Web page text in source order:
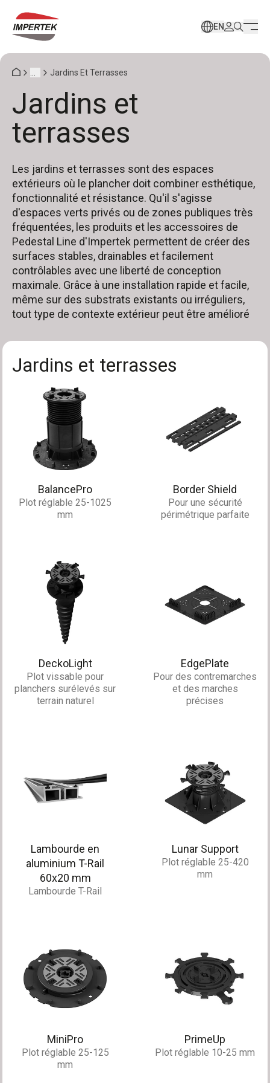
EN
Jardins Et Terrasses
Jardins et
terrasses
Les jardins et terrasses sont des espaces
extérieurs où le plancher doit combiner esthétique,
fonctionnalité et résistance. Qu'il s'agisse
d'espaces verts privés ou de zones publiques très
fréquentées, les produits et les accessoires de
Pedestal Line d'Impertek permettent de créer des
surfaces stables, drainables et facilement
contrôlables avec une liberté de conception
maximale. Grâce à une installation rapide et facile,
même sur des substrats existants ou irréguliers,
tout type de contexte extérieur peut être amélioré
Jardins et terrasses
BalancePro
Plot réglable 25-1025
mm
Border Shield
Pour une sécurité
périmétrique parfaite
DeckoLight
Plot vissable pour
planchers surélevés sur
terrain naturel
EdgePlate
Pour des contremarches
et des marches
précises
Lambourde en
aluminium T-Rail
60x20 mm
Lambourde T-Rail
Lunar Support
Plot réglable 25-420
mm
MiniPro
Plot réglable 25-125
mm
PrimeUp
Plot réglable 10-25 mm